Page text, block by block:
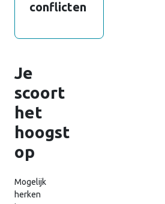
conflicten
Je
scoort
het
hoogst
op
Mogelijk
herken